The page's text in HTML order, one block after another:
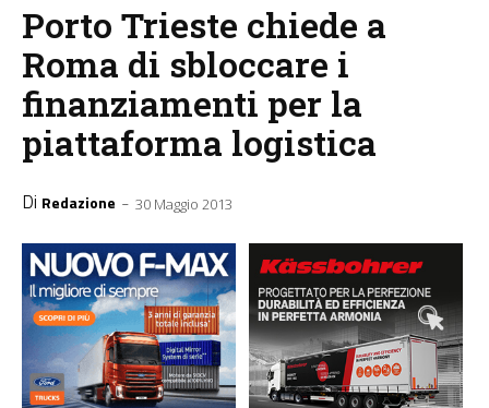
Porto Trieste chiede a
Roma di sbloccare i
finanziamenti per la
piattaforma logistica
Di Redazione - 30 Maggio 2013